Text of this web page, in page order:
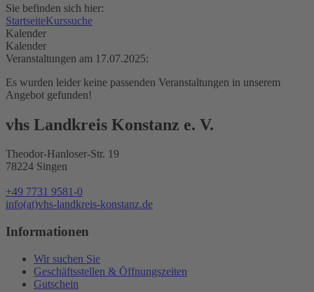
Sie befinden sich hier:
StartseiteKurssuche
Kalender
Kalender
Veranstaltungen am 17.07.2025:
Es wurden leider keine passenden Veranstaltungen in unserem
Angebot gefunden!
vhs Landkreis Konstanz e. V.
Theodor-Hanloser-Str. 19
78224 Singen
+49 7731 9581-0
info(at)vhs-landkreis-konstanz.de
Informationen
Wir suchen Sie
Geschäftsstellen & Öffnungszeiten
Gutschein